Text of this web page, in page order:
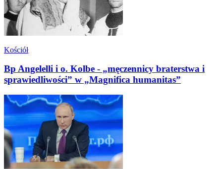
Kościół
Bp Angelelli i o. Kolbe - „męczennicy braterstwa i
sprawiedliwości” w „Magnifica humanitas”